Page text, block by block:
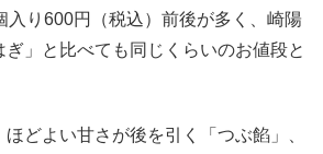
入り600円（税込）前後が多く、崎陽
」と比べても同じくらいのお値段と
どよい甘さが後を引く「つぶ餡」、